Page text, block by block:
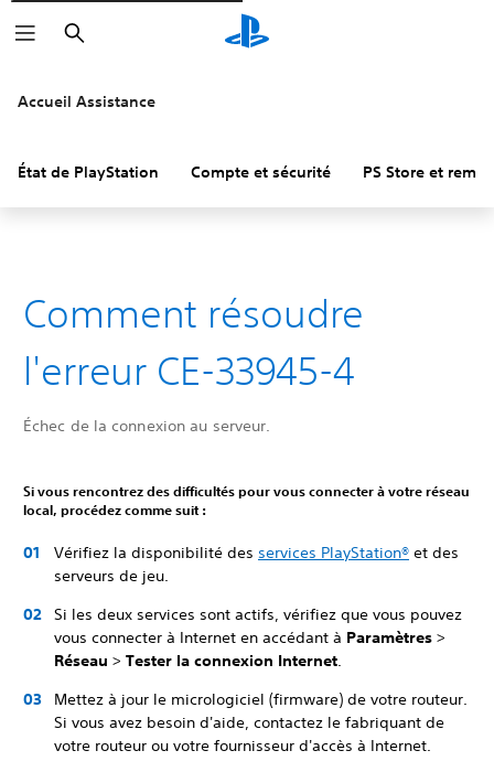
Rechercher
Accueil Assistance
État de PlayStation Compte et sécurité PS Store et
Comment résoudre
l'erreur CE-33945-4
Échec de la connexion au serveur.
Si vous rencontrez des difficultés pour vous connecter à votre réseau
local, procédez comme suit :
Vérifiez la disponibilité des services PlayStation® et des
serveurs de jeu.
Si les deux services sont actifs, vérifiez que vous pouvez
vous connecter à Internet en accédant à Paramètres >
Réseau > Tester la connexion Internet.
Mettez à jour le micrologiciel (firmware) de votre routeur.
Si vous avez besoin d'aide, contactez le fabriquant de
votre routeur ou votre fournisseur d'accès à Internet.